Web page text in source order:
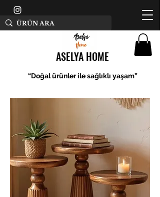
ASELYA HOME
“Doğal ürünler ile sağlıklı yaşam”